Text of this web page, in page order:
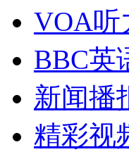
VOA听
BBC英
新闻播
精彩视